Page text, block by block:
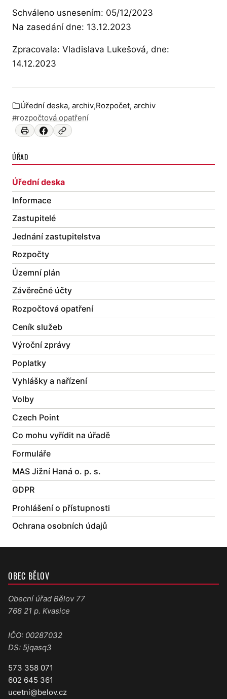
Schváleno usnesením: 05/12/2023
Na zasedání dne: 13.12.2023
Zpracovala: Vladislava Lukešová, dne:
14.12.2023
Zařazeno v:
Úřední deska, archiv,Rozpočet, archiv
#rozpočtová opatření
ÚŘAD
Úřední deska
Informace
Zastupitelé
Jednání zastupitelstva
Rozpočty
Územní plán
Závěrečné účty
Rozpočtová opatření
Ceník služeb
Výroční zprávy
Poplatky
Vyhlášky a nařízení
Volby
Czech Point
Co mohu vyřídit na úřadě
Formuláře
MAS Jižní Haná o. p. s.
GDPR
Prohlášení o přístupnosti
Ochrana osobních údajů
OBEC BĚLOV
Obecní úřad Bělov 77
768 21 p. Kvasice
IČO: 00287032
DS: 5jqasq3
573 358 071
602 645 361
ucetni@belov.cz